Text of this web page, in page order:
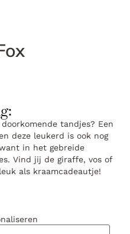
tandjes? Een
deze leukerd is ook nog
in het gebreide
Vind jij de giraffe, vos of
als kraamcadeautje!